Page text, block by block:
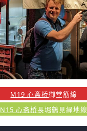
M19 心斋桥御堂筋線
N15 心斋桥長堀鶴見緑地線